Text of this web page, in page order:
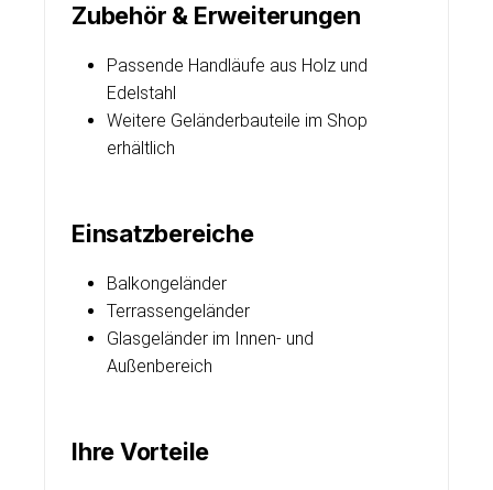
Zubehör & Erweiterungen
Passende Handläufe aus Holz und
Edelstahl
Weitere Geländerbauteile im Shop
erhältlich
Einsatzbereiche
Balkongeländer
Terrassengeländer
Glasgeländer im Innen- und
Außenbereich
Ihre Vorteile